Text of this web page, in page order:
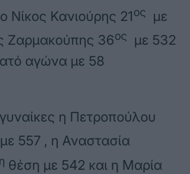
Νίκος Κανιούρης 21ος
με
Ζαρμακούπης 36ος
με 532
αγώνα με 58
η Πετροπούλου
557 , η Αναστασία
η θέση με 542 και η Μαρία